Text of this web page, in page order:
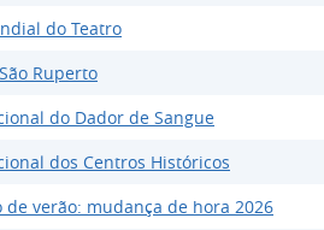
do Teatro
Ruperto
do Dador de Sangue
dos Centros Históricos
de verão: mudança de hora 2026